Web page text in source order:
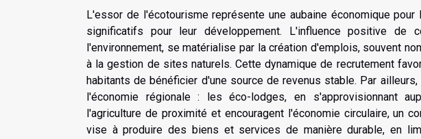
L'essor de l'écotourisme représente une aubaine économique
significatifs pour leur développement. L'influence positive de
l'environnement, se matérialise par la création d'emplois, souvent
à la gestion de sites naturels. Cette dynamique de recrutement
habitants de bénéficier d'une source de revenus stable. Par
l'économie régionale : les éco-lodges, en s'approvisionnant
l'agriculture de proximité et encouragent l'économie circulaire, un
vise à produire des biens et services de manière durable, en